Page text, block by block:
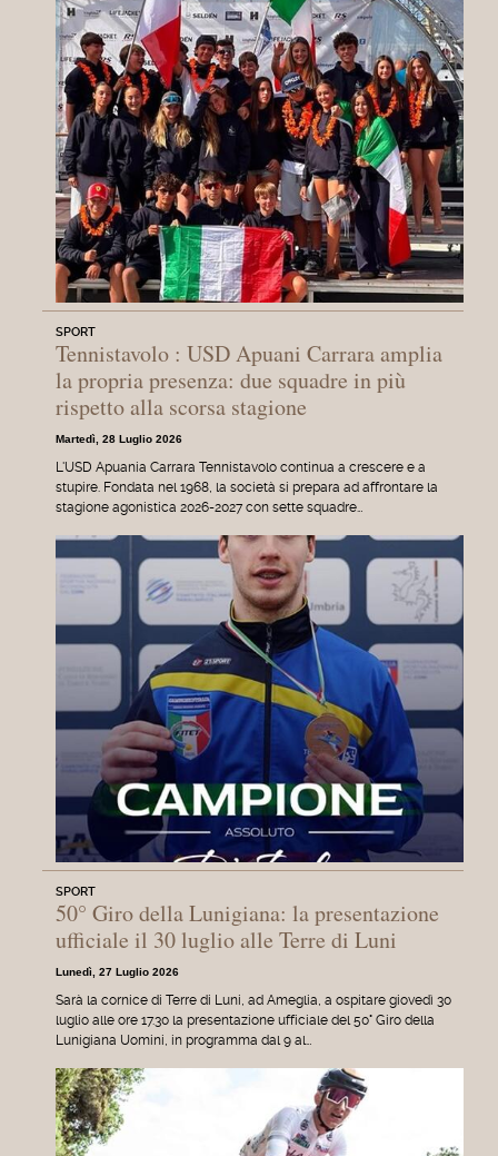
SPORT
Tennistavolo : USD Apuani Carrara amplia
la propria presenza: due squadre in più
rispetto alla scorsa stagione
Martedì, 28 Luglio 2026
L'USD Apuania Carrara Tennistavolo continua a crescere e a
stupire. Fondata nel 1968, la società si prepara ad affrontare la
stagione agonistica 2026-2027 con sette squadre…
SPORT
50° Giro della Lunigiana: la presentazione
ufficiale il 30 luglio alle Terre di Luni
Lunedì, 27 Luglio 2026
Sarà la cornice di Terre di Luni, ad Ameglia, a ospitare giovedì 30
luglio alle ore 17.30 la presentazione ufficiale del 50° Giro della
Lunigiana Uomini, in programma dal 9 al…